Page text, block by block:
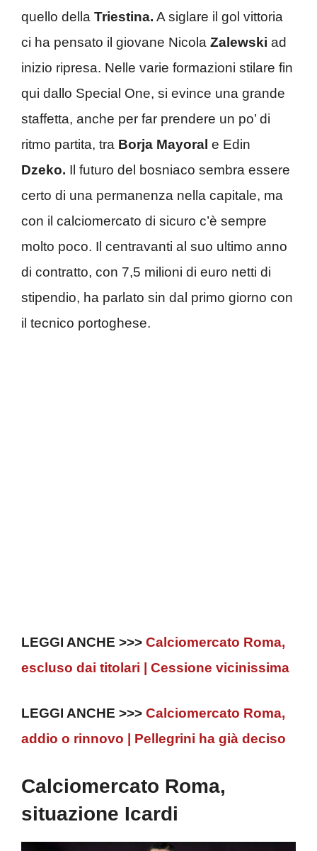
quello della Triestina. A siglare il gol vittoria
ci ha pensato il giovane Nicola Zalewski ad
inizio ripresa. Nelle varie formazioni stilare fin
qui dallo Special One, si evince una grande
staffetta, anche per far prendere un po’ di
ritmo partita, tra Borja Mayoral e Edin
Dzeko. Il futuro del bosniaco sembra essere
certo di una permanenza nella capitale, ma
con il calciomercato di sicuro c’è sempre
molto poco. Il centravanti al suo ultimo anno
di contratto, con 7,5 milioni di euro netti di
stipendio, ha parlato sin dal primo giorno con
il tecnico portoghese.
LEGGI ANCHE >>> Calciomercato Roma,
escluso dai titolari | Cessione vicinissima
LEGGI ANCHE >>> Calciomercato Roma,
addio o rinnovo | Pellegrini ha già deciso
Calciomercato Roma,
situazione Icardi